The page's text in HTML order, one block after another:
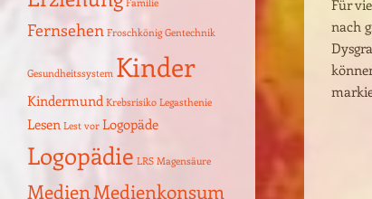
Für
nach
Erziehung
Gentechnik
Gesundheitssystem Kinder
Kindermund Krebsrisiko
Lesen Lest vor Logopäde
Logopädie Magensäure